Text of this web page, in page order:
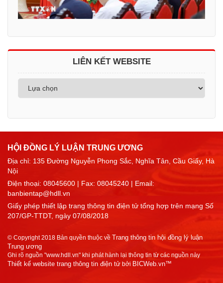
LIÊN KẾT WEBSITE
HỘI ĐỒNG LÝ LUẬN TRUNG ƯƠNG
Địa chỉ: 135 Đường Nguyễn Phong Sắc, Nghĩa Tân, Cầu Giấy, Hà
Nội
Điện thoại: 08045600 | Fax: 08045240 | Email:
banbientap@hdll.vn
Giấy phép thiết lập trang thông tin điện tử tổng hợp trên mạng Số
207/GP-TTDT, ngày 07/08/2018
© Copyright 2018 Bản quyền thuộc về Trang thông tin hội đồng lý luận
Trung ương
Ghi rõ nguồn "www.hdll.vn" khi phát hành lại thông tin từ các nguồn này
Thiết kế website trang thông tin điện tử bởi BICWeb.vn™